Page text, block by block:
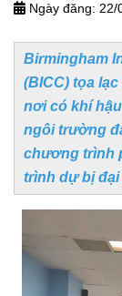
Ngày đăng: 22/
Birmingham
(BICC) tọa
nơi có khí
ngôi trường
chương trình
trình dự bị